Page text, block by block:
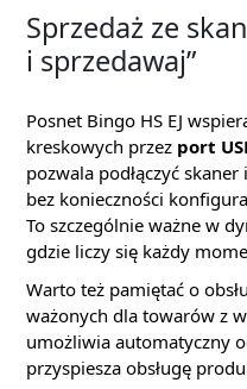
Sprzedaż ze
i sprzedawaj”
Posnet Bingo HS EJ
kreskowych przez port
pozwala podłączyć
bez konieczności
To szczególnie ważne w
gdzie liczy się każdy
Warto też pamiętać o
ważonych dla towarów z
umożliwia automatyczny
przyspiesza obsługę